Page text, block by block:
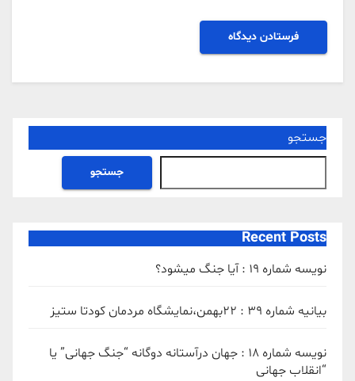
جستجو
جستجو
Recent Posts
نویسه شماره 19 : آیا جنگ میشود؟
بیانیه شماره 39 : ۲۲بهمن،نمایشگاه مردمان کودتا ستیز
نویسه شماره 18 : جهان درآستانه دوگانه “جنگ جهانی” یا
“انقلاب جهانی